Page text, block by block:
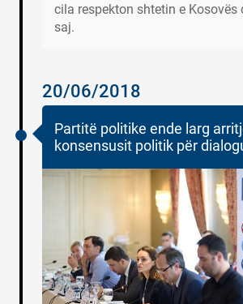
cila respekton shtetin e Kosovës
saj.
20/06/2018
Partitë politike ende larg
konsensusit politik për